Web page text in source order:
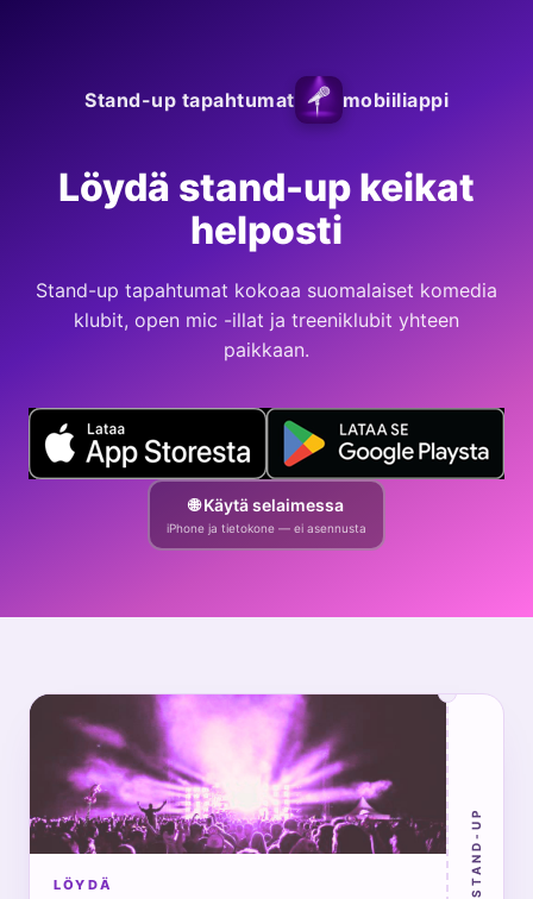
Stand-up tapahtumat mobiiliappi
Löydä stand-up keikat
helposti
Stand-up tapahtumat kokoaa suomalaiset komedia
klubit, open mic -illat ja treeniklubit yhteen
paikkaan.
🌐 Käytä selaimessa
iPhone ja tietokone — ei asennusta
LÖYDÄ STAND-UP